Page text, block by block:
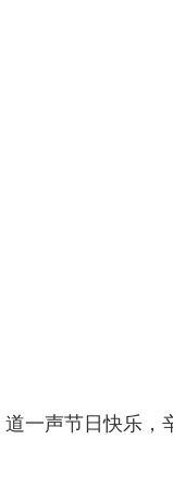
一声节日快乐，